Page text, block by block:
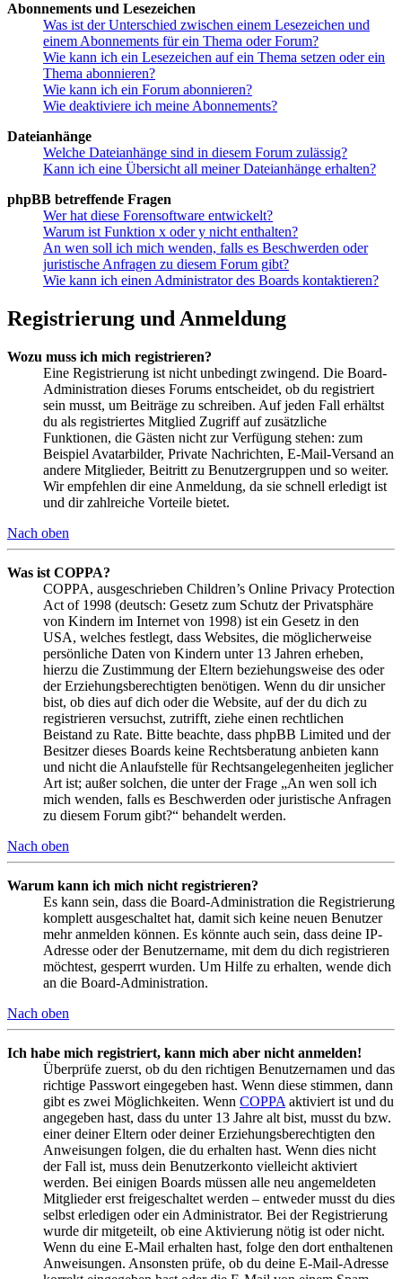
Abonnements und Lesezeichen
Was ist der Unterschied zwischen einem Lesezeichen und
einem Abonnements für ein Thema oder Forum?
Wie kann ich ein Lesezeichen auf ein Thema setzen oder ein
Thema abonnieren?
Wie kann ich ein Forum abonnieren?
Wie deaktiviere ich meine Abonnements?
Dateianhänge
Welche Dateianhänge sind in diesem Forum zulässig?
Kann ich eine Übersicht all meiner Dateianhänge erhalten?
phpBB betreffende Fragen
Wer hat diese Forensoftware entwickelt?
Warum ist Funktion x oder y nicht enthalten?
An wen soll ich mich wenden, falls es Beschwerden oder
juristische Anfragen zu diesem Forum gibt?
Wie kann ich einen Administrator des Boards kontaktieren?
Registrierung und Anmeldung
Wozu muss ich mich registrieren?
Eine Registrierung ist nicht unbedingt zwingend. Die Board-
Administration dieses Forums entscheidet, ob du registriert
sein musst, um Beiträge zu schreiben. Auf jeden Fall erhältst
du als registriertes Mitglied Zugriff auf zusätzliche
Funktionen, die Gästen nicht zur Verfügung stehen: zum
Beispiel Avatarbilder, Private Nachrichten, E-Mail-Versand an
andere Mitglieder, Beitritt zu Benutzergruppen und so weiter.
Wir empfehlen dir eine Anmeldung, da sie schnell erledigt ist
und dir zahlreiche Vorteile bietet.
Nach oben
Was ist COPPA?
COPPA, ausgeschrieben Children’s Online Privacy Protection
Act of 1998 (deutsch: Gesetz zum Schutz der Privatsphäre
von Kindern im Internet von 1998) ist ein Gesetz in den
USA, welches festlegt, dass Websites, die möglicherweise
persönliche Daten von Kindern unter 13 Jahren erheben,
hierzu die Zustimmung der Eltern beziehungsweise des oder
der Erziehungsberechtigten benötigen. Wenn du dir unsicher
bist, ob dies auf dich oder die Website, auf der du dich zu
registrieren versuchst, zutrifft, ziehe einen rechtlichen
Beistand zu Rate. Bitte beachte, dass phpBB Limited und der
Besitzer dieses Boards keine Rechtsberatung anbieten kann
und nicht die Anlaufstelle für Rechtsangelegenheiten jeglicher
Art ist; außer solchen, die unter der Frage „An wen soll ich
mich wenden, falls es Beschwerden oder juristische Anfragen
zu diesem Forum gibt?“ behandelt werden.
Nach oben
Warum kann ich mich nicht registrieren?
Es kann sein, dass die Board-Administration die Registrierung
komplett ausgeschaltet hat, damit sich keine neuen Benutzer
mehr anmelden können. Es könnte auch sein, dass deine IP-
Adresse oder der Benutzername, mit dem du dich registrieren
möchtest, gesperrt wurden. Um Hilfe zu erhalten, wende dich
an die Board-Administration.
Nach oben
Ich habe mich registriert, kann mich aber nicht anmelden!
Überprüfe zuerst, ob du den richtigen Benutzernamen und das
richtige Passwort eingegeben hast. Wenn diese stimmen, dann
gibt es zwei Möglichkeiten. Wenn COPPA aktiviert ist und du
angegeben hast, dass du unter 13 Jahre alt bist, musst du bzw.
einer deiner Eltern oder deiner Erziehungsberechtigten den
Anweisungen folgen, die du erhalten hast. Wenn dies nicht
der Fall ist, muss dein Benutzerkonto vielleicht aktiviert
werden. Bei einigen Boards müssen alle neu angemeldeten
Mitglieder erst freigeschaltet werden – entweder musst du dies
selbst erledigen oder ein Administrator. Bei der Registrierung
wurde dir mitgeteilt, ob eine Aktivierung nötig ist oder nicht.
Wenn du eine E-Mail erhalten hast, folge den dort enthaltenen
Anweisungen. Ansonsten prüfe, ob du deine E-Mail-Adresse